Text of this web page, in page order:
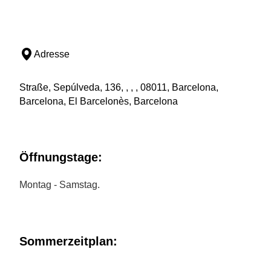
Adresse
Straße, Sepúlveda, 136, , , , 08011, Barcelona,
Barcelona, El Barcelonès, Barcelona
Öffnungstage:
Montag - Samstag.
Sommerzeitplan: